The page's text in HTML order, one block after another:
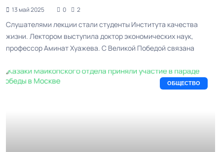
13 май 2025 0 2
Слушателями лекции стали студенты Института качества
жизни. Лектором выступила доктор экономических наук,
профессор Аминат Хуажева. С Великой Победой связана
ОБЩЕСТВО